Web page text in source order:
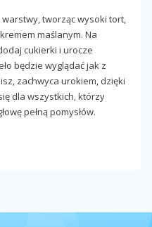
warstwy, tworząc wysoki tort,
maślanym. Na
cukierki i urocze
będzie wyglądać jak z
zachwyca urokiem, dzięki
dla wszystkich, którzy
pełną pomysłów.